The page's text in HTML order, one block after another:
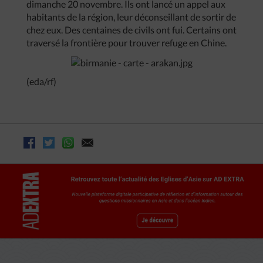
dimanche 20 novembre. Ils ont lancé un appel aux
habitants de la région, leur déconseillant de sortir de
chez eux. Des centaines de civils ont fui. Certains ont
traversé la frontière pour trouver refuge en Chine.
(eda/rf)